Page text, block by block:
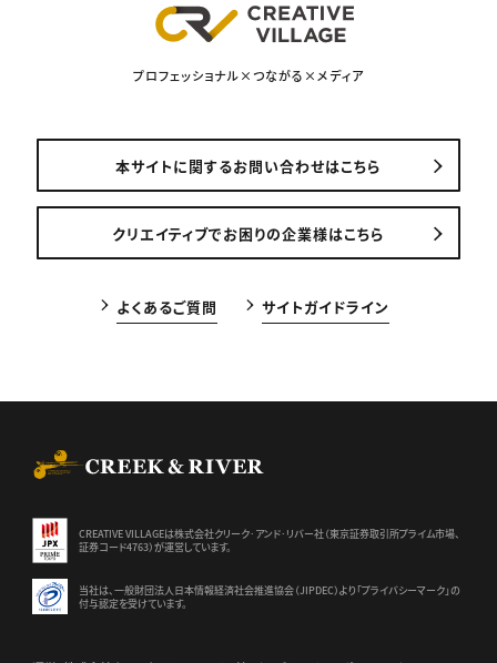
プロフェッショナル×つながる×メディア
本サイトに関するお問い合わせはこちら
クリエイティブでお困りの企業様はこちら
よくあるご質問 サイトガイドライン
CREATIVE VILLAGEは株式会社クリーク･アンド･リバー社（東京証券取引所プライム市場、
証券コード4763）が運営しています。
当社は、一般財団法人日本情報経済社会推進協会（JIPDEC）より 「プライバシーマーク」の
付与認定を受けています。